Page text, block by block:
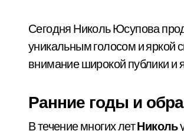
Сегодня Николь Юсупова
уникальным голосом и яркой
внимание широкой публики
Ранние годы и
В течение многих летНиколь